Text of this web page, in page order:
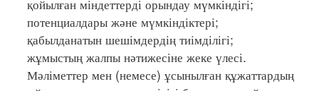
қойылған міндеттерді орындау мүмкіндігі;
потенциалдары және мүмкіндіктері;
қабылданатын шешімдердің тиімділігі;
жұмыстың жалпы нәтижесіне жеке үлесі.
Мәліметтер мен (немесе) ұсынылған құжаттардың